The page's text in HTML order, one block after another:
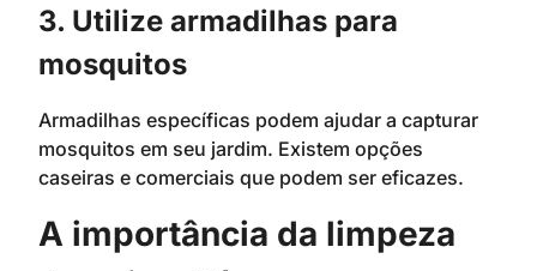
3. Utilize armadilhas para
mosquitos
Armadilhas específicas podem ajudar a capturar
mosquitos em seu jardim. Existem opções
caseiras e comerciais que podem ser eficazes.
A importância da limpeza